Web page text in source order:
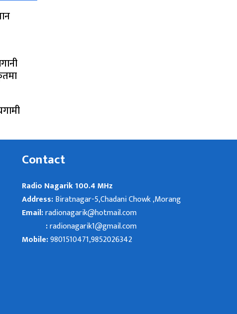
Contact
Radio Nagarik 100.4 MHz
Address:Biratnagar-5,Chadani Chowk ,Morang
Email:radionagarik@hotmail.com
:radionagarik1@gmail.com
Mobile:9801510471,9852026342